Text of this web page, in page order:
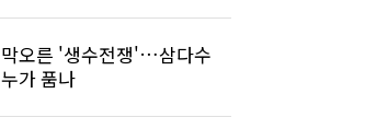
막오른 '생수전쟁'…삼다수
누가 품나